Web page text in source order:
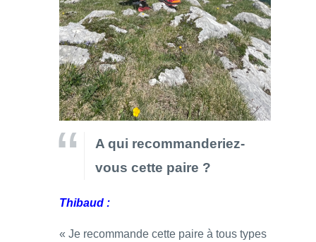
A qui recommanderiez-
vous cette paire ?
Thibaud :
« Je recommande cette paire à tous types